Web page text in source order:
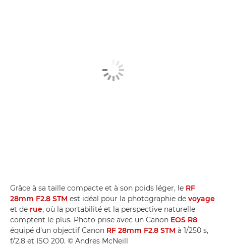
Grâce à sa taille compacte et à son poids léger, le RF
28mm F2.8 STM est idéal pour la photographie de voyage
et de rue, où la portabilité et la perspective naturelle
comptent le plus. Photo prise avec un Canon EOS R8
équipé d'un objectif Canon RF 28mm F2.8 STM à 1/250 s,
f/2,8 et ISO 200. © Andres McNeill